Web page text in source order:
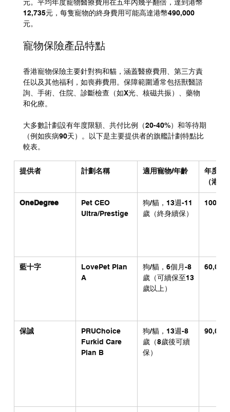
元。平均年度寵物醫療費用在五年內幾乎翻倍，達到港幣
12,735元，每隻寵物的終身費用可能高達港幣490,000
元。
寵物保險產品特點
香港寵物保險主要針對狗和貓，涵蓋醫療費用、第三方責
任以及其他福利，如喪葬費用。保障範圍通常包括獸醫諮
詢、手術、住院、診斷檢查（如X光、核磁共振）、藥物
和化療。
大多數計劃設有年度限額、共付比例（20-40%）和等待期
（例如疾病90天）。以下是主要提供者的旗艦計劃特點比
較表。
提供者 計劃名稱 適用寵物/年齡
年度醫
（港幣
OneDegree
Pet CEO
Ultra/Prestige
狗/貓，13週-11
歲（終身續保）
藍十字
LovePet Plan
A
狗/貓，6個月-8
歲（可續保至13
歲以上）
60,000
保誠
PRUChoice
Furkid Care
Plan B
狗/貓，13週-8
歲（8歲後可續
保）
90,000